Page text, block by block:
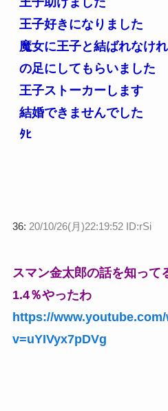
王子好きになりました
魔女に王子と結ばれなけ
の足にしてもらいました
王子ストーカーします
結婚できませんでした
ﾀﾋ
36: 20/10/26(月)22:19:52 ID:rSi
スマン金太郎の話を知って
1.4％やったわ
https://
v=uYIVyx7pDVg